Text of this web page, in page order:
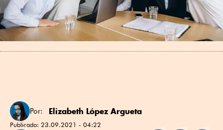
Por: Elizabeth López Argueta
Publicado: 23.09.2021 - 04:22